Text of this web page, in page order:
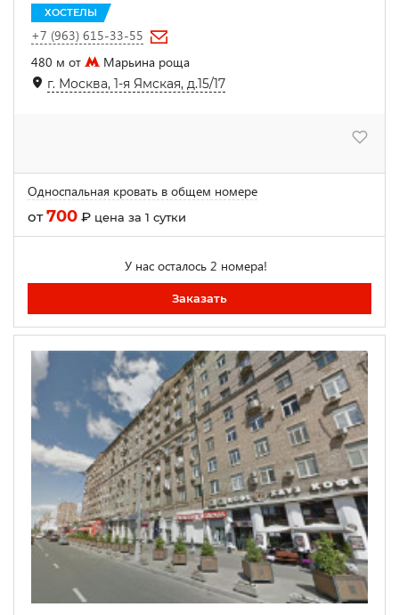
ХОСТЕЛЫ
+7 (963) 615-33-55
480 м от
Марьина роща
г. Москва, 1-я Ямская, д.15/17
Односпальная кровать в общем номере
от700 ₽ цена за 1 сутки
У нас осталось 2 номера!
Заказать